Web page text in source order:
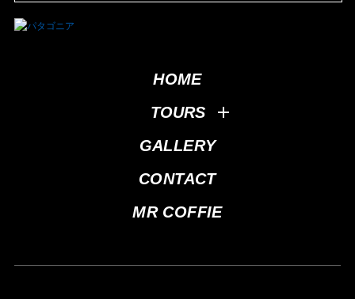
HOME
TOURS
GALLERY
CONTACT
MR COFFIE